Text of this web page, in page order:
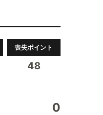
喪失ポイント
48
0